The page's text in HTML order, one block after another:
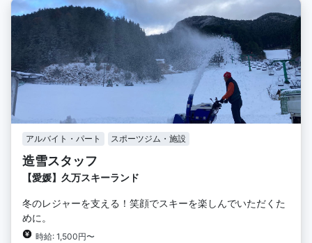
アルバイト・パート スポーツジム・施設
造雪スタッフ
【愛媛】久万スキーランド
冬のレジャーを支える！笑顔でスキーを楽しんでいただくた
めに。
時給: 1,500円〜